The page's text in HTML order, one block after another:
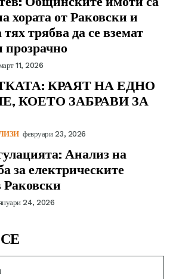
хората от Раковски и
трябва да се вземат
прозрачно
11, 2026
КРАЯТ НА ЕДНО
КОЕТО ЗАБРАВИ ЗА
февруари 23, 2026
Анализ на
за електрическите
Раковски
24, 2026